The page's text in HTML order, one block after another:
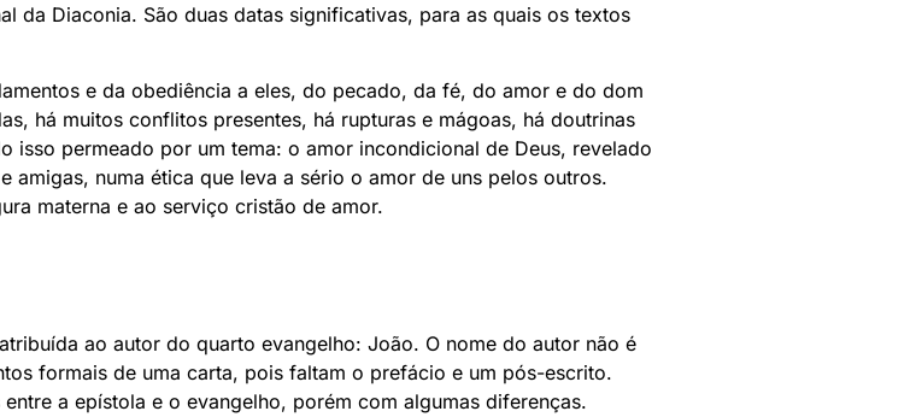
da Diaconia. São duas datas significativas, para as quais os textos
e da obediência a eles, do pecado, da fé, do amor e do dom
há muitos conflitos presentes, há rupturas e mágoas, há doutrinas
isso permeado por um tema: o amor incondicional de Deus, revelado
amigas, numa ética que leva a sério o amor de uns pelos outros.
materna e ao serviço cristão de amor.
ao autor do quarto evangelho: João. O nome do autor não é
formais de uma carta, pois faltam o prefácio e um pós-escrito.
a epístola e o evangelho, porém com algumas diferenças.